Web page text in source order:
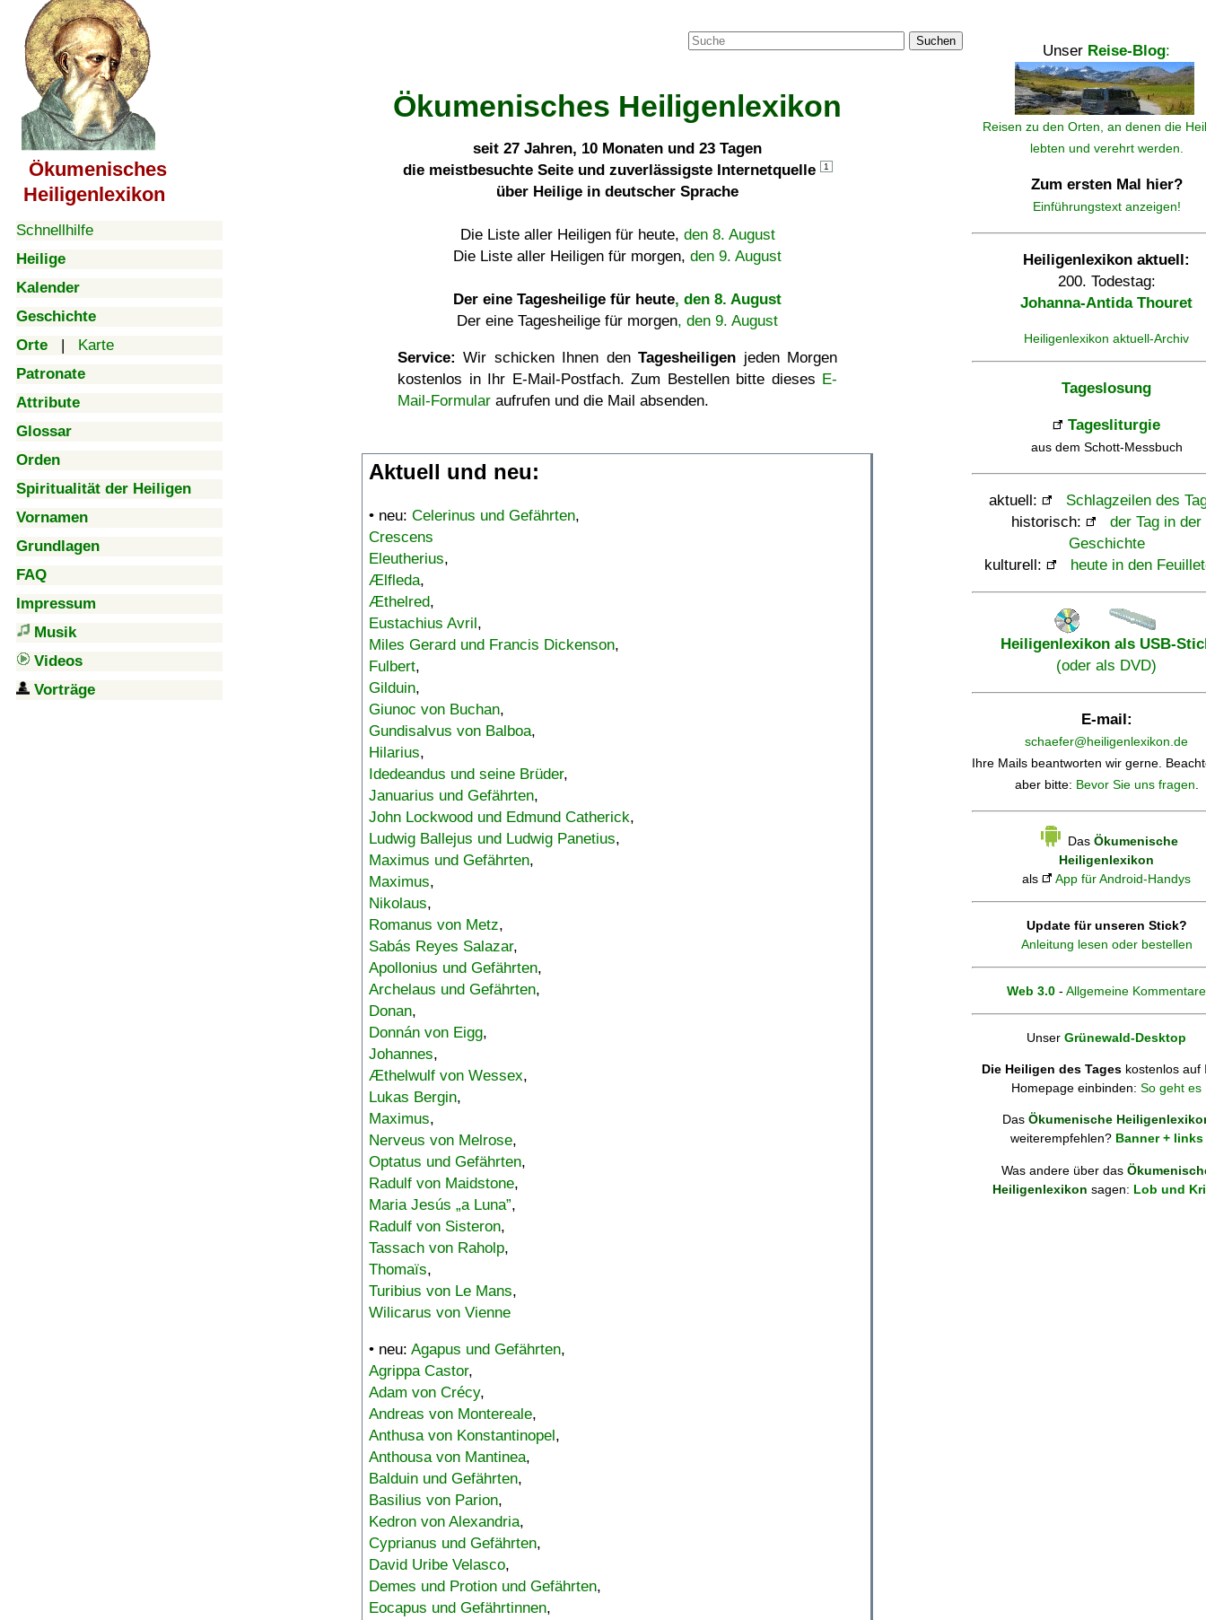
Ökumenisches
Heiligenlexikon
Schnellhilfe
Heilige
Kalender
Geschichte
Orte | Karte
Patronate
Attribute
Glossar
Orden
Spiritualität der Heiligen
Vornamen
Grundlagen
FAQ
Impressum
Musik
Videos
Vorträge
Suchen
Ökumenisches Heiligenlexikon
seit 27 Jahren, 10 Monaten und 23 Tagen
die meistbesuchte Seite und zuverlässigste Internetquelle
1
über Heilige in deutscher Sprache
Die Liste aller Heiligen für heute, den 8. August
Die Liste aller Heiligen für morgen, den 9. August
Der eine Tagesheilige für heute, den 8. August
Der eine Tagesheilige für morgen, den 9. August
Service: Wir schicken Ihnen denTagesheiligen jeden Morgen
kostenlos in Ihr E-Mail-Postfach. Zum Bestellen bitte dieses E-
Mail-Formular aufrufen und die Mail absenden.
Aktuell und neu:
• neu: Celerinus und Gefährten,
Crescens
Eleutherius,
Ælfleda,
Æthelred,
Eustachius Avril,
Miles Gerard und Francis Dickenson,
Fulbert,
Gilduin,
Giunoc von Buchan,
Gundisalvus von Balboa,
Hilarius,
Idedeandus und seine Brüder,
Januarius und Gefährten,
John Lockwood und Edmund Catherick,
Ludwig Ballejus und Ludwig Panetius,
Maximus und Gefährten,
Maximus,
Nikolaus,
Romanus von Metz,
Sabás Reyes Salazar,
Apollonius und Gefährten,
Archelaus und Gefährten,
Donan,
Donnán von Eigg,
Johannes,
Æthelwulf von Wessex,
Lukas Bergin,
Maximus,
Nerveus von Melrose,
Optatus und Gefährten,
Radulf von Maidstone,
Maria Jesús „a Luna”,
Radulf von Sisteron,
Tassach von Raholp,
Thomaïs,
Turibius von Le Mans,
Wilicarus von Vienne
• neu: Agapus und Gefährten,
Agrippa Castor,
Adam von Crécy,
Andreas von Montereale,
Anthusa von Konstantinopel,
Anthousa von Mantinea,
Balduin und Gefährten,
Basilius von Parion,
Kedron von Alexandria,
Cyprianus und Gefährten,
David Uribe Velasco,
Demes und Protion und Gefährten,
Eocapus und Gefährtinnen,
Unser Reise-Blog:
Reisen zu den Orten, an denen die
lebten und verehrt werden.
Zum ersten Mal hier?
Einführungstext anzeigen!
Heiligenlexikon aktuell:
200. Todestag:
Johanna-Antida Thouret
Heiligenlexikon aktuell-Archiv
Tageslosung
Tagesliturgie
aus dem Schott-Messbuch
aktuell:
Schlagzeilen des
historisch:
der Tag in der
Geschichte
kulturell:
heute in den
Heiligenlexikon als USB-
(oder als DVD)
E-mail:
schaefer@heiligenlexikon.de
Ihre Mails beantworten wir gerne.
aber bitte: Bevor Sie uns fragen.
Das Ökumenische
Heiligenlexikon
als
App für Android-Handys
Update für unseren Stick?
Anleitung lesen oder bestellen
Web 3.0 - Allgemeine Kommentare
Unser Grünewald-Desktop
Die Heiligen des Tages kostenlos auf
Homepage einbinden: So geht es
Das Ökumenische
weiterempfehlen? Banner + links
Was andere über das
Heiligenlexikon sagen: Lob und